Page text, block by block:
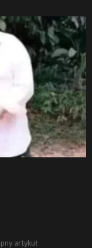
artykuł